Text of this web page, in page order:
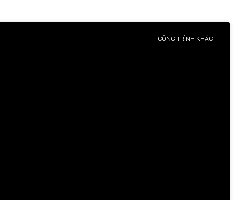
CÔNG TRÌNH KHÁC